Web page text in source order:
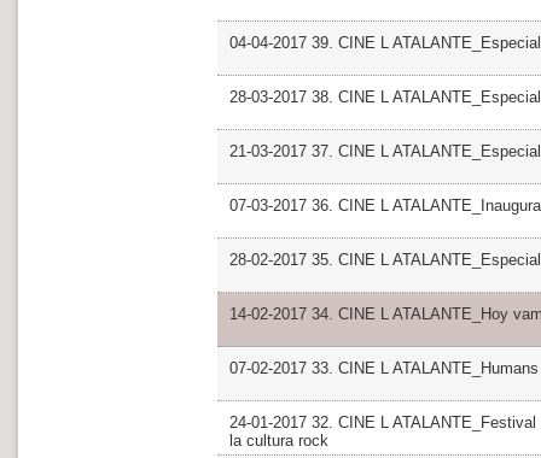
04-04-2017 39. CINE L
28-03-2017 38. CINE L
21-03-2017 37. CINE L
07-03-2017 36. CINE L
28-02-2017 35. CINE L
14-02-2017 34. CINE L ATALANTE_Hoy
07-02-2017 33. CINE L
24-01-2017 32. CINE L
la cultura rock